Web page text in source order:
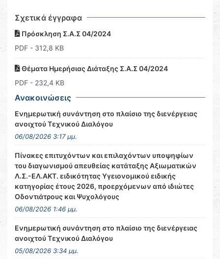
Σχετικά έγγραφα
Πρόσκληση Σ.Α.Σ 04/2024
PDF - 312,8 KB
Θέματα Ημερήσιας Διάταξης Σ.Α.Σ 04/2024
PDF - 232,4 KB
Ανακοινώσεις
Ενημερωτική συνάντηση στο πλαίσιο της διενέργειας
ανοιχτού Τεχνικού Διαλόγου
06/08/2026 3:17 μμ.
Πίνακες επιτυχόντων και επιλαχόντων υποψηφίων
του διαγωνισμού απευθείας κατάταξης Αξιωματικών
Λ.Σ.-ΕΛ.ΑΚΤ. ειδικότητας Υγειονομικού ειδικής
κατηγορίας έτους 2026, προερχόμενων από ιδιώτες
Οδοντιάτρους και Ψυχολόγους
06/08/2026 1:46 μμ.
Ενημερωτική συνάντηση στο πλαίσιο της διενέργειας
ανοιχτού Τεχνικού Διαλόγου
05/08/2026 3:34 μμ.